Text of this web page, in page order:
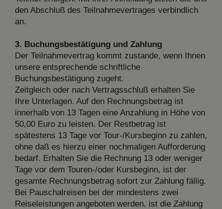
den Abschluß des Teilnahmevertrages verbindlich
an.
3. Buchungsbestätigung und Zahlung
Der Teilnahmevertrag kommt zustande, wenn Ihnen
unsere entsprechende schriftliche
Buchungsbestätigung zugeht.
Zeitgleich oder nach Vertragsschluß erhalten Sie
Ihre Unterlagen. Auf den Rechnungsbetrag ist
innerhalb von 13 Tagen eine Anzahlung in Höhe von
50,00 Euro zu leisten. Der Restbetrag ist
spätestens 13 Tage vor Tour-/Kursbeginn zu zahlen,
ohne daß es hierzu einer nochmaligen Aufforderung
bedarf. Erhalten Sie die Rechnung 13 oder weniger
Tage vor dem Touren-/oder Kursbeginn, ist der
gesamte Rechnungsbetrag sofort zur Zahlung fällig.
Bei Pauschalreisen bei der mindestens zwei
Reiseleistungen angeboten werden, ist die Zahlung